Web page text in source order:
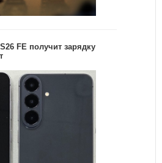
FE получит зарядку